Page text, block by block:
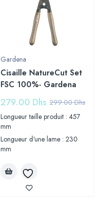
Gardena
Cisaille NatureCut Set
FSC 100%- Gardena
299.00Dhs
279.00 Dhs
Longueur taille produit : 457
mm
Longueur d'une lame : 230
mm